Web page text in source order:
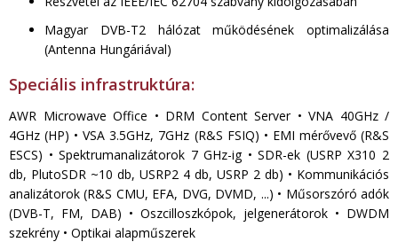
Magyar DVB-T2 hálózat működésének optimalizálása
(Antenna Hungáriával)
Speciális infrastruktúra:
AWR Microwave Office • DRM Content Server • VNA 40GHz /
4GHz (HP) • VSA 3.5GHz, 7GHz (R&S FSIQ) • EMI mérővevő (R&S
ESCS) • Spektrumanalizátorok 7 GHz-ig • SDR-ek (USRP X310 2
db, PlutoSDR ~10 db, USRP2 4 db, USRP 2 db) • Kommunikációs
analizátorok (R&S CMU, EFA, DVG, DVMD, ...) • Műsorszóró adók
(DVB-T, FM, DAB) • Oszcilloszkópok, jelgenerátorok • DWDM
szekrény • Optikai alapműszerek